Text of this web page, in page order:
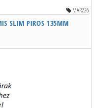
MAR226
SLIM PIROS 135MM